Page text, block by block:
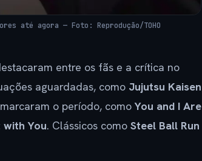
até agora — Foto: Reprodução/TOHO
entre os fãs e a crítica no
aguardadas, como Jujutsu Kaisen
o período, comoYou and I Are
with You. Clássicos como Steel Ball Run